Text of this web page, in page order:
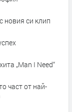
новия си клип
„Man I Need“
част от най-